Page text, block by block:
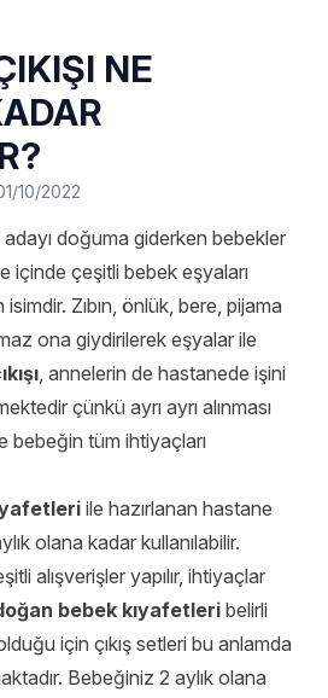
NE
10/2022
adayı doğuma giderken bebekler
içinde çeşitli bebek eşyaları
Zıbın, önlük, bere, pijama
ona giydirilerek eşyalar ile
, annelerin de hastanede işini
çünkü ayrı ayrı alınması
bebeğin tüm ihtiyaçları
ile hazırlanan hastane
olana kadar kullanılabilir.
alışverişler yapılır, ihtiyaçlar
bebek kıyafetleri belirli
için çıkış setleri bu anlamda
Bebeğiniz 2 aylık olana